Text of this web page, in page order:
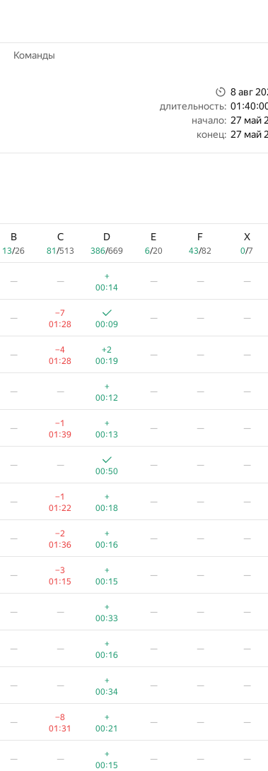
Команды
8 авг
длительность:
начало: 27 май
конец: 27 май
B
13/26
C
81/513
D
386/669
E
6/20
F
43/82
X
0/7
— —
+
00:14
— — —
—
−7
01:28
00:09
— — —
—
−4
01:28
+2
00:19
— — —
— —
+
00:12
— — —
—
−1
01:39
+
00:13
— — —
— —
00:50
— — —
—
−1
01:22
+
00:18
— — —
—
−2
01:36
+
00:16
— — —
—
−3
01:15
+
00:15
— — —
— —
+
00:33
— — —
— —
+
00:16
— — —
— —
+
00:34
— — —
—
−8
01:31
+
00:21
— — —
— —
+
00:15
— — —